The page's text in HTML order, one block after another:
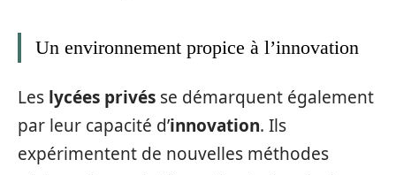
Un environnement propice à l’innovation
Les lycées privés se démarquent également
par leur capacité d’innovation. Ils
expérimentent de nouvelles méthodes